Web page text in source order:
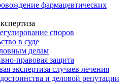
фармацевтических
споров
в суде
делам
правовая защита
экспертиза случаев лечения
и деловой репутации